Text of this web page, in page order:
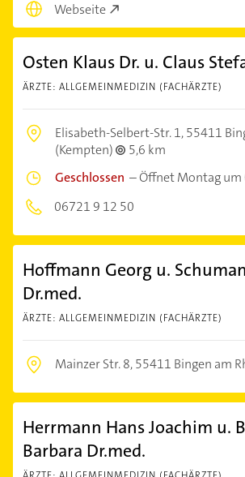
Webseite
Osten Klaus Dr. u. Claus
ÄRZTE: ALLGEMEINMEDIZIN (FACHÄRZTE)
Elisabeth-Selbert-Str. 1,55411
(Kempten)
5,6 km
Geschlossen –Öffnet Montag um
06721 9 12 50
Hoffmann Georg u.
Dr.med.
ÄRZTE: ALLGEMEINMEDIZIN (FACHÄRZTE)
Mainzer Str. 8,55411 Bingen am
Herrmann Hans Joachim u.
Barbara Dr.med.